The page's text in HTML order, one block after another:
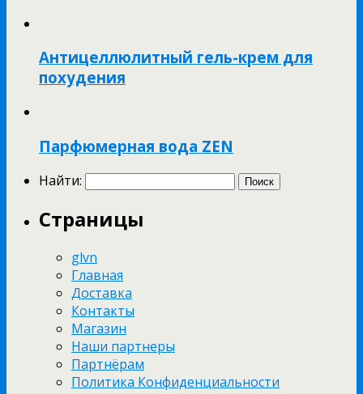
Антицеллюлитный гель-крем для
похудения
Парфюмерная вода ZEN
Найти:
Страницы
glvn
Главная
Доставка
Контакты
Магазин
Наши партнеры
Партнёрам
Политика Конфиденциальности